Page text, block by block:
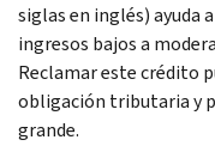
siglas en inglés) ayuda
ingresos bajos a
Reclamar este crédito
obligación tributaria y
grande.